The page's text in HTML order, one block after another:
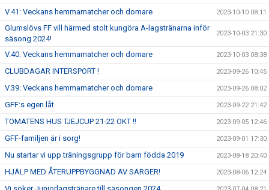
V.41: Veckans hemmamatcher och domare 2023-10-10 08:11
Glumslövs FF vill härmed stolt kungöra A-lagstränarna inför
säsong 2024!
2023-10-03 21:30
V.40: Veckans hemmamatcher och domare 2023-10-03 08:38
CLUBDAGAR INTERSPORT ! 2023-09-26 10:45
V.39: Veckans hemmamatcher och domare 2023-09-26 08:02
GFF:s egen låt 2023-09-22 21:42
TOMATENS HUS TJEJCUP 21-22 OKT !! 2023-09-05 12:46
GFF-familjen är i sorg! 2023-09-01 17:30
Nu startar vi upp träningsgrupp för barn födda 2019 2023-08-18 20:40
HJÄLP MED ÅTERUPPBYGGNAD AV SARGER! 2023-08-06 12:24